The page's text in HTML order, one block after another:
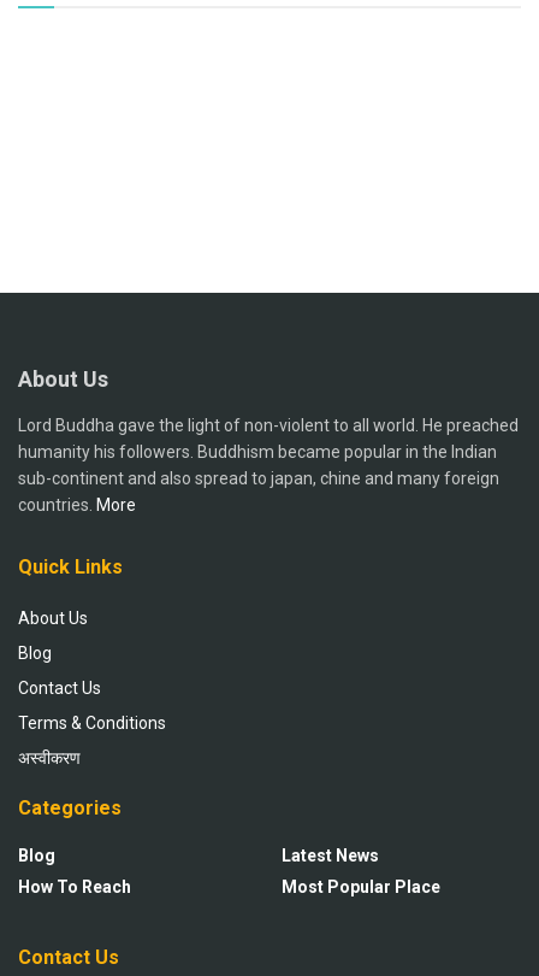
About Us
Lord Buddha gave the light of non-violent to all world. He preached
humanity his followers. Buddhism became popular in the Indian
sub-continent and also spread to japan, chine and many foreign
countries. More
Quick Links
About Us
Blog
Contact Us
Terms & Conditions
अस्वीकरण
Categories
Blog
How To Reach
Latest News
Most Popular Place
Contact Us